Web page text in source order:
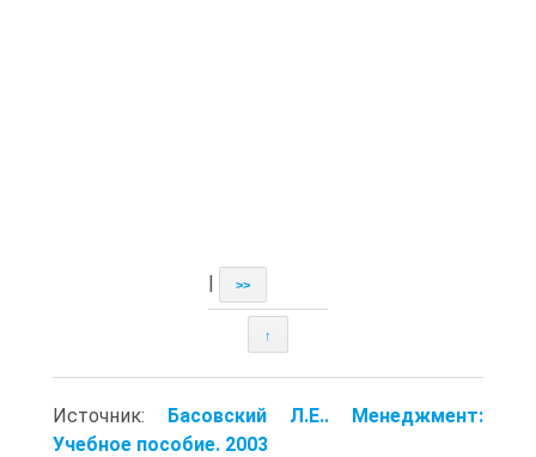
>>
↑
Источник: Басовский Л.Е.. Менеджмент:
Учебное пособие. 2003